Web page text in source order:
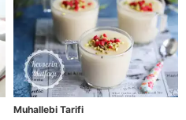
Muhallebi Tarifi